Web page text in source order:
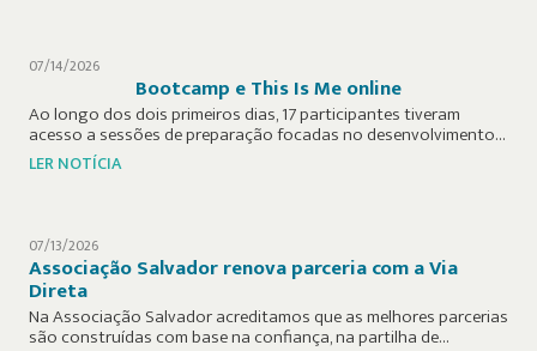
07/14/2026
Bootcamp e This Is Me online
Ao longo dos dois primeiros dias, 17 participantes tiveram
acesso a sessões de preparação focadas no desenvolvimento…
LER NOTÍCIA
07/13/2026
Associação Salvador renova parceria com a Via
Direta
Na Associação Salvador acreditamos que as melhores parcerias
são construídas com base na confiança, na partilha de…